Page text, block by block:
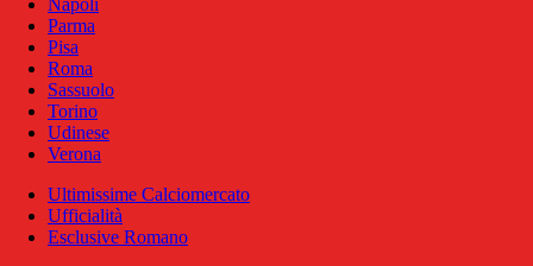
Napoli
Parma
Pisa
Roma
Sassuolo
Torino
Udinese
Verona
Ultimissime Calciomercato
Ufficialità
Esclusive Romano